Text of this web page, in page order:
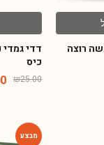
רוצה
דדי גמדי
כיס
₪25.00